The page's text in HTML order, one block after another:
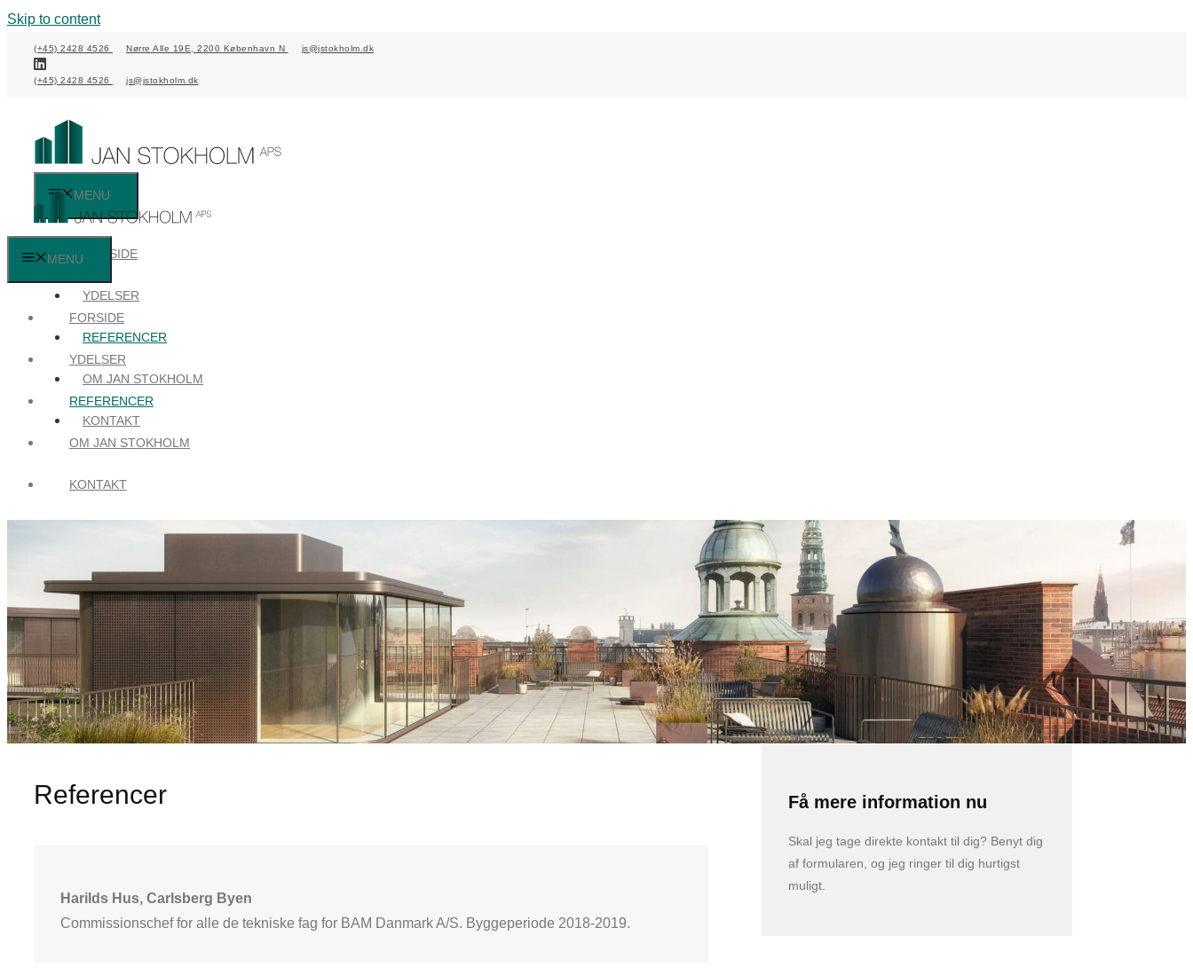
Skip to content
(+45) 2428 4526 Nørre Alle 19E, 2200 København N js@jstokholm.dk
(+45) 2428 4526 js@jstokholm.dk
MENU
FORSIDE
YDELSER
REFERENCER
OM JAN STOKHOLM
KONTAKT
MENU
FORSIDE
YDELSER
REFERENCER
OM JAN STOKHOLM
KONTAKT
Referencer
Harilds Hus, Carlsberg Byen
Commissionschef for alle de tekniske fag for BAM Danmark A/S. Byggeperiode 2018-2019.
Få mere information nu
Skal jeg tage direkte kontakt til dig? Benyt dig
af formularen, og jeg ringer til dig hurtigst
muligt.